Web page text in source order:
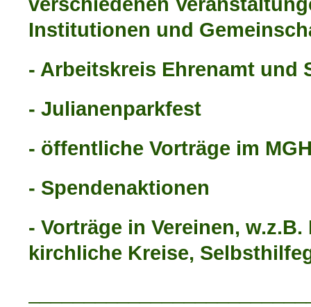
Institutionen und
- Arbeitskreis Ehrenamt und
- Julianenparkfest
- öffentliche Vorträge im
- Spendenaktionen
- Vorträge in Vereinen,
kirchliche Kreise,